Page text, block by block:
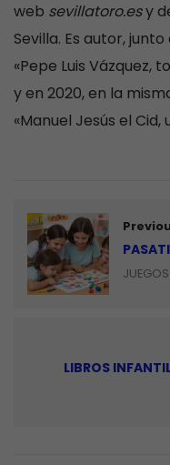
web sevillatoro.esy
Sevilla. Es autor,
«Pepe Luis Vázquez,
y en 2020, en la
«Manuel Jesús el
JUEGOS
LIBROS